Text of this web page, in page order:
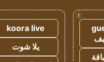
!
koora live
يلا شوت